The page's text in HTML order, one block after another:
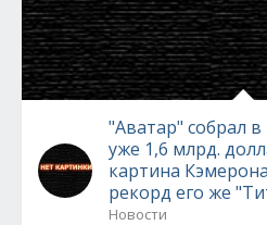
"Аватар" собрал
уже 1,6 млрд.
картина
рекорд его же
Новости